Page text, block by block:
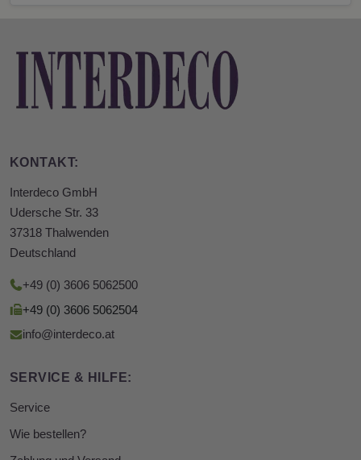
KONTAKT:
Interdeco GmbH
Udersche Str. 33
37318 Thalwenden
Deutschland
+49 (0) 3606 5062500
+49 (0) 3606 5062504
info@interdeco.at
SERVICE & HILFE:
Service
Wie bestellen?